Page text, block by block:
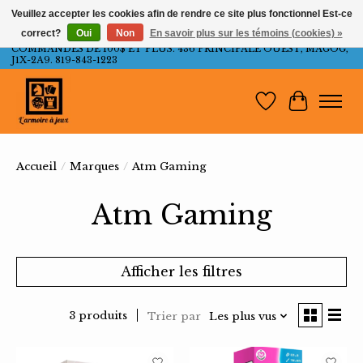
LIVRAISON GRATUITE AU QUÉBEC ET ONTARIO POUR LES
COMMANDES DE 100$ ET PLUS. 436 PRINCIPALE OUEST, MAGOG,
J1X-2A9. 819-843-1223
Liste dePanier
Accueil / Marques / Atm Gaming
Atm Gaming
Afficher les filtres
3 produits Trier par Les plus vus
Veuillez accepter les cookies afin de rendre ce site plus fonctionnel Est-ce
correct?
Oui Non En savoir plus sur les témoins (cookies) »